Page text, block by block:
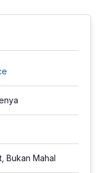
Bukan Mahal